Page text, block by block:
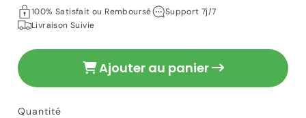
100% Satisfait ou Remboursé
Support 7j/7
Livraison Suivie
Ajouter au panier
Quantité